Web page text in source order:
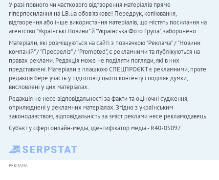
У разі повного чи часткового відтворення матеріалів пряме
гіперпосилання на LB.ua обов'язкове! Передрук, копіювання,
відтворення або інше використання матеріалів, що містять посилання на
агентство "Українськi Новини" й "Українська Фото Група", заборонено.
Матеріали, які розміщуються на сайті з позначкою "Реклама" / "Новини
компаній" / "Пресреліз" / "Promoted", є рекламними та публікуються на
правах реклами. Редакція може не поділяти погляди, які в них
представлені. Матеріали з плашкою СПЕЦПРОЄКТ є рекламними, проте
редакція бере участь у підготовці цього контенту і поділяє думки,
висловлені у цих матеріалах.
Редакція не несе відповідальності за факти та оціночні судження,
оприлюднені у рекламних матеріалах. Згідно з українським
законодавством, відповідальність за зміст реклами несе рекламодавець.
Cуб'єкт у сфері онлайн-медіа; ідентифікатор медіа - R40-05097
РЕКЛАМА